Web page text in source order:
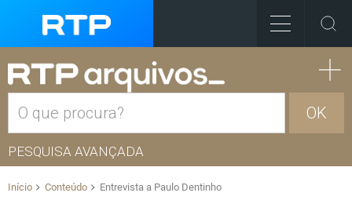
OK
PESQUISA AVANÇADA
Início Conteúdo Entrevista a Paulo Dentinho